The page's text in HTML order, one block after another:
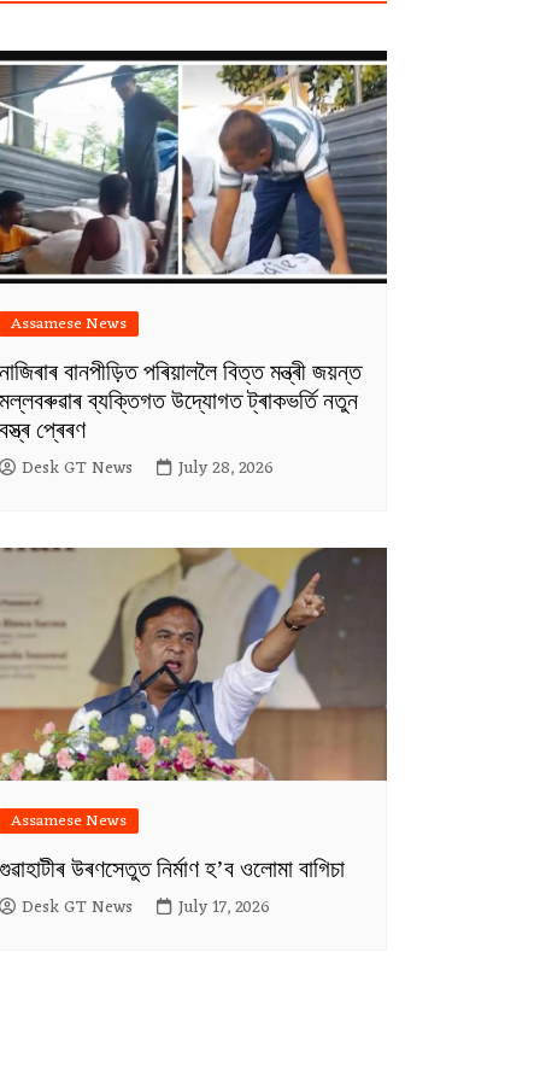
Assamese News
বানপীড়িত পৰিয়াললৈ বিত্ত মন্ত্ৰী জয়ন্ত
ব্যক্তিগত উদ্যোগত ট্ৰাকভৰ্তি নতুন
প্ৰেৰণ
Desk GT News July 28, 2026
Assamese News
উৰণসেতুত নিৰ্মাণ হ’ব ওলোমা বাগিচা
Desk GT News July 17, 2026